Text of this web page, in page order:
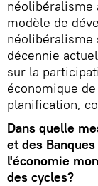
néolibéralisme
modèle de
néolibéralisme
décennie
sur la
économique
planification,
Dans quelle
et des
l'économie
des cycles?